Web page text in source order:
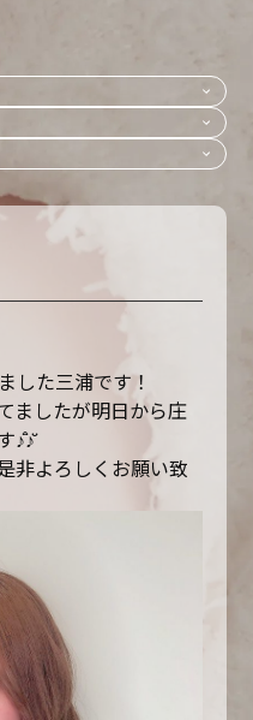
した三浦です！
ましたが明日から庄
♪̊̈♪̆̈
非よろしくお願い致